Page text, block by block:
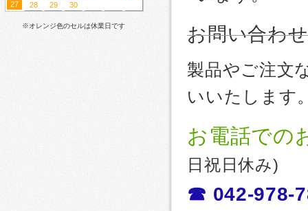
27
28 29 30
※オレンジ色のセルは休業日です お問い合わせ
製品やご注文
いいたします
お電話での
日祝日休み)
☎ 042-978-